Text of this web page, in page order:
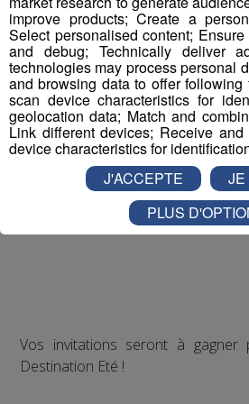
Vos invitations seront à gagner
Destination Eté !
improve products; Create a
Select personalised content;
and debug; Technically deliver
technologies may process personal
and browsing data to offer
scan device characteristics for
geolocation data; Match and
Link different devices; Receive
device characteristics for
J'ACCEPTE
JE
PLUS